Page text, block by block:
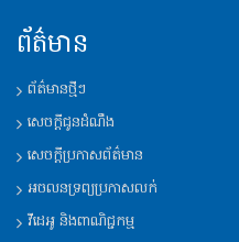
ព័ត៌មាន
ព័ត៌មានថ្មីៗ
សេចក្តីជូនដំណឹង
សេចក្តីប្រកាសព័ត៌មាន
អចលនទ្រព្យប្រកាសលក់
វីដេអូ និង​ពាណិជ្ជកម្ម